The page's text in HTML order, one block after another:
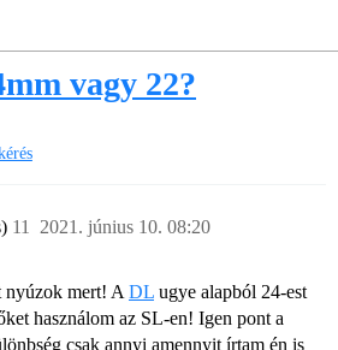
vagy 22?
2021. június 10. 08:20
11
nyúzok mert! A DL ugye alapból 24-est
használom az SL-en! Igen pont a
csak annyi amennyit írtam én is